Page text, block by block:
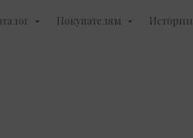
Покупателям Истории